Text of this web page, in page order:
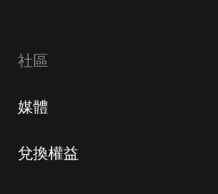
社區
媒體
兌換權益